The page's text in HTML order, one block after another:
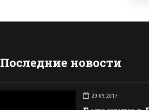
Последние новости
29.09.2017